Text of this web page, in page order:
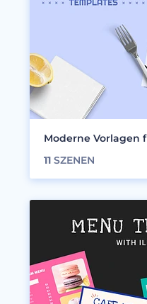
Moderne Vorlagen
11 SZENEN